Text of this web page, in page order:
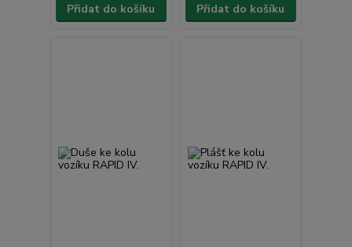
Přidat do košíku Přidat do košíku